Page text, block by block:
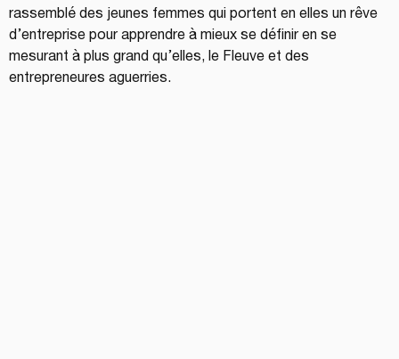
rassemblé des jeunes femmes qui portent en elles un rêve
d’entreprise pour apprendre à mieux se définir en se
mesurant à plus grand qu’elles, le Fleuve et des
entrepreneures aguerries.